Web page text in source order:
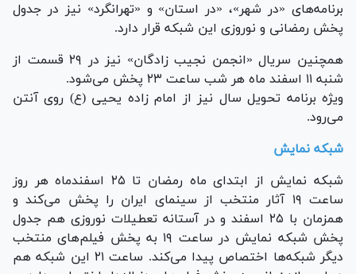
برنامه‌های «در شهر»، «در استان» و «تهرانگرد» نیز در جدول
پخش رمضانی و نوروزی این شبکه قرار دارد.
همچنین سریال «انجمن نجیب زادگان» نیز در ۲۹ قسمت از
شنبه ۱۱ اسفند ماه هر شب ساعت ۲۳ پخش می‌شود.
ویژه برنامه تحویل سال نیز از امام زاده یحیی (ع) روی آنتن
می‌رود.
شبکه نمایش
شبکه نمایش از ابتدای ماه رمضان تا ۲۵ اسفندماه هر روز
ساعت ۱۹ آثار منتخب از سینمای ایران را پخش می‌کند و
همزمان با ۲۵ اسفند و در آستانه تعطیلات نوروزی هم جدول
پخش شبکه نمایش در ساعت ۱۹ به پخش فیلم‌های منتخب
دیگر شبکه‌ها اختصاص پیدا می‌کند. ساعت ۲۱ این شبکه هم